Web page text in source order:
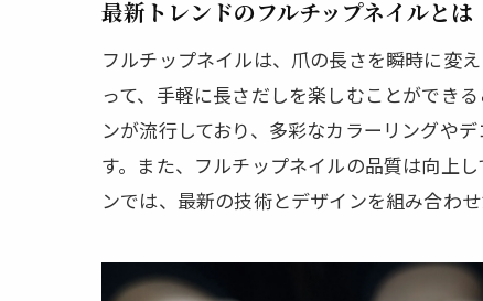
フ
最新トレンドのフルチップネイルとは
フルチップネイルは、爪の長さを瞬時に変
って、手軽に長さだしを楽しむことができ
ンが流行しており、多彩なカラーリングや
す。また、フルチップネイルの品質は向上
ンでは、最新の技術とデザインを組み合わ